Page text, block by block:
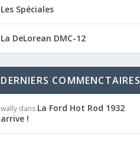
Les Spéciales
La DeLorean DMC-12
DERNIERS COMMENCTAIRES
wally dans La Ford Hot Rod 1932
arrive !